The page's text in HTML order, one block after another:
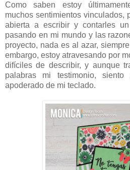
Como saben estoy
muchos sentimientos vinculados,
abierta a escribir y contarles
pasando en mi mundo y las
proyecto, nada es al azar,
embargo, estoy atravesando por
difíciles de describir, y aunque
palabras mi testimonio,
apoderado de mi teclado.